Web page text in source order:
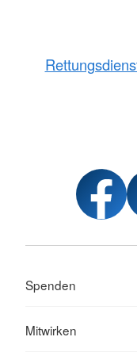
Spenden
Mitwirken